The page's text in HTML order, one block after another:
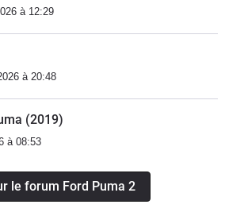
à 12:29
à 20:48
(2019)
à 08:53
le forum Ford Puma 2